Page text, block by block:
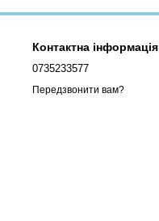
Контактна інформація
0735233577
Передзвонити вам?